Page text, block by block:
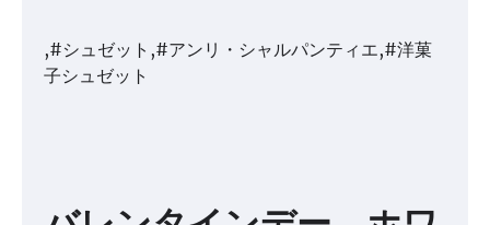
,#シュゼット,#アンリ・シャルパンティエ,#洋菓
子シュゼット